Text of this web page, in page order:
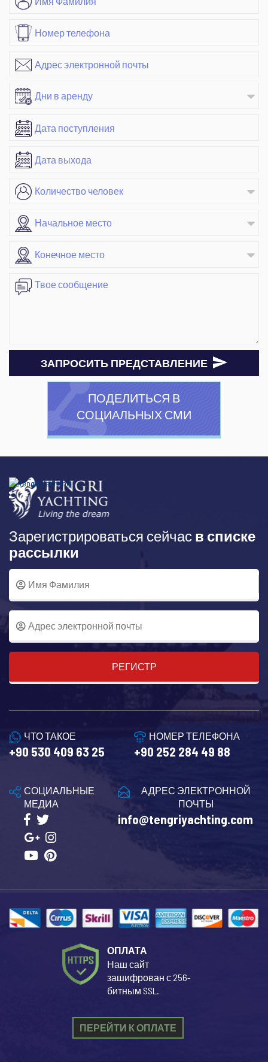
ЗАПРОСИТЬ ПРЕДСТАВЛЕНИЕ
ПОДЕЛИТЬСЯ В
СОЦИАЛЬНЫХ СМИ
Зарегистрироваться сейчас в списке
рассылки
РЕГИСТР
ЧТО ТАКОЕ
+90 530 409 63 25
НОМЕР ТЕЛЕФОНА
+90 252 284 49 88
АДРЕС ЭЛЕКТРОННОЙ
ПОЧТЫ
info@tengriyachting.com
СОЦИАЛЬНЫЕ
МЕДИА
ОПЛАТА
Наш сайт
зашифрован с 256-
битным SSL.
ПЕРЕЙТИ К ОПЛАТЕ